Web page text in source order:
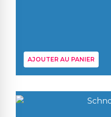
AJOUTER AU PANIER